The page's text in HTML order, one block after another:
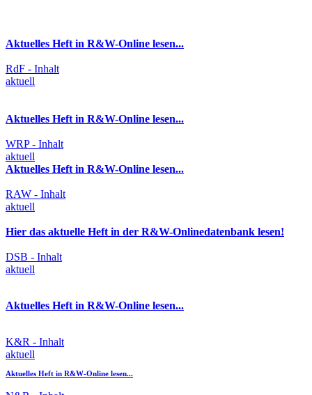
Aktuelles Heft in R&W-Online lesen...
RdF - Inhalt
aktuell
Aktuelles Heft in R&W-Online lesen...
WRP - Inhalt
aktuell
Aktuelles Heft in R&W-Online lesen...
RAW - Inhalt
aktuell
Hier das aktuelle Heft in der R&W-Onlinedatenbank lesen!
DSB - Inhalt
aktuell
Aktuelles Heft in R&W-Online lesen...
K&R - Inhalt
aktuell
Aktuelles Heft in R&W-Online lesen...